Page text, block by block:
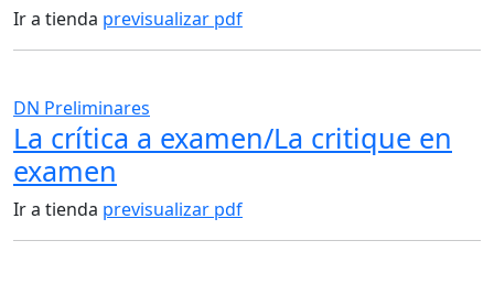
Ir a tienda previsualizar pdf
DN Preliminares
La crítica a examen/La critique en
examen
Ir a tienda previsualizar pdf